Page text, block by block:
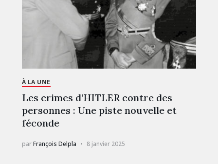
À LA UNE
Les crimes d’HITLER contre des
personnes : Une piste nouvelle et
féconde
parFrançois Delpla 8 janvier 2025